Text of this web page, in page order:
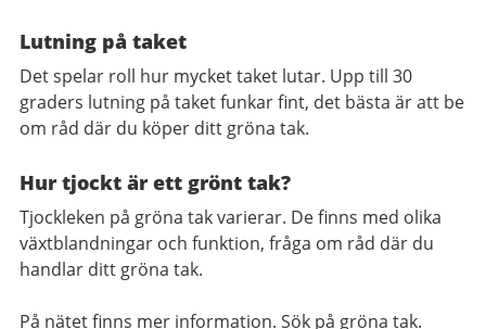
Lutning på taket
Det spelar roll hur mycket taket lutar. Upp till 30
graders lutning på taket funkar fint, det bästa är att be
om råd där du köper ditt gröna tak.
Hur tjockt är ett grönt tak?
Tjockleken på gröna tak varierar. De finns med olika
växtblandningar och funktion, fråga om råd där du
handlar ditt gröna tak.
På nätet finns mer information. Sök på gröna tak.